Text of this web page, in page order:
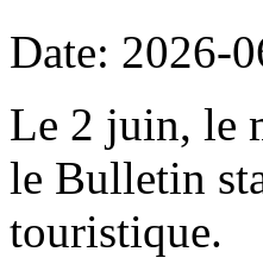
Date: 2026-
Le 2 juin, le
le Bulletin
touristique.